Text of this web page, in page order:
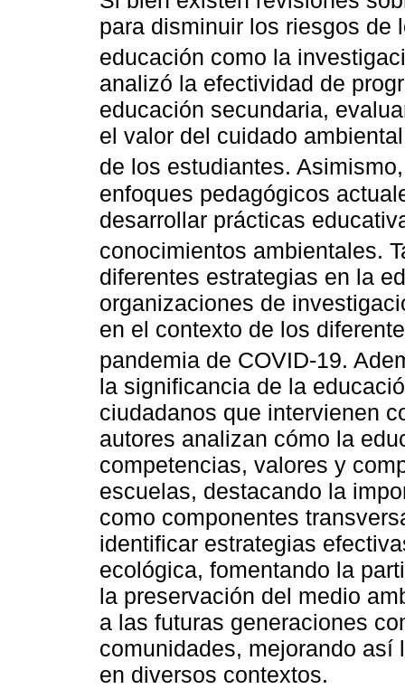
para disminuir los riesgos de
educación como la
analizó la efectividad de
educación secundaria,
el valor del cuidado
de los estudiantes.
enfoques pedagógicos
desarrollar prácticas
conocimientos ambientales.
diferentes estrategias en la
organizaciones de
en el contexto de los
pandemia de COVID-19.
la significancia de la
ciudadanos que intervienen
autores analizan cómo la
competencias, valores y
escuelas, destacando la
como componentes
identificar estrategias
ecológica, fomentando la
la preservación del medio
a las futuras generaciones
comunidades, mejorando
en diversos contextos.